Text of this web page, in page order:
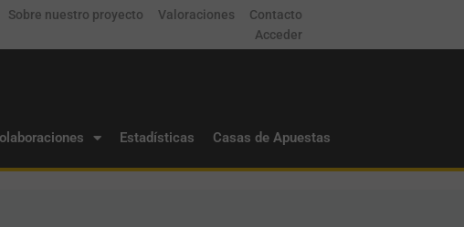
Sobre nuestro proyecto Valoraciones
Contacto
Acceder
Estadísticas Casas de Apuestas